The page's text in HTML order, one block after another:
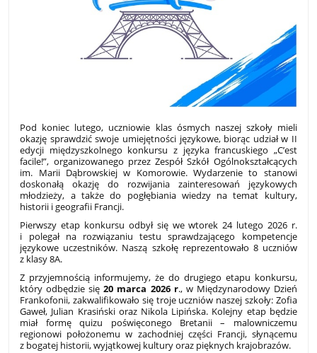
Pod koniec lutego, uczniowie klas ósmych naszej szkoły mieli
okazję sprawdzić swoje umiejętności językowe, biorąc udział w II
edycji międzyszkolnego konkursu z języka francuskiego „C’est
facile!”, organizowanego przez Zespół Szkół Ogólnokształcących
im. Marii Dąbrowskiej w Komorowie. Wydarzenie to stanowi
doskonałą okazję do rozwijania zainteresowań językowych
młodzieży, a także do pogłębiania wiedzy na temat kultury,
historii i geografii Francji.
Pierwszy etap konkursu odbył się we wtorek 24 lutego 2026 r.
i polegał na rozwiązaniu testu sprawdzającego kompetencje
językowe uczestników. Naszą szkołę reprezentowało 8 uczniów
z klasy 8A.
Z przyjemnością informujemy, że do drugiego etapu konkursu,
który odbędzie się20 marca 2026 r., w Międzynarodowy Dzień
Frankofonii, zakwalifikowało się troje uczniów naszej szkoły: Zofia
Gaweł, Julian Krasiński oraz Nikola Lipińska. Kolejny etap będzie
miał formę quizu poświęconego Bretanii – malowniczemu
regionowi położonemu w zachodniej części Francji, słynącemu
z bogatej historii, wyjątkowej kultury oraz pięknych krajobrazów.